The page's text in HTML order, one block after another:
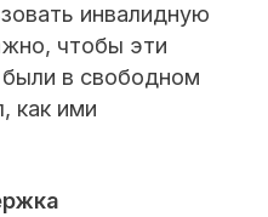
инвалидную
чтобы эти
были в свободном
как ими